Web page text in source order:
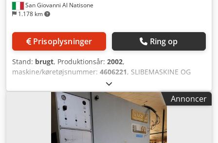
San Giovanni Al Natisone
1.178 km
Prisoplysninger Ring op
Stand: brugt, Produktionsår: 2002,
maskine/køretøjsnummer: 4606221, SLIBEMASKINE OG
KALIBRERINGSMASKINE VIET CHALLENGE MOD. 211/B RR -
CE-GODKENDT - BRUGT - Arbejdsbredde: 1100 mm - Første
gummivalse, diameter: 180 mm Crodpfx Ajwrn N Dehmof -
Anden gummivalse, diameter: 250 mm - Udstyret med
udsugning/depressoranlæg - Båndmål: 2620 x 1130 mm -
Motor: 18 kW - Serienummer: 4606221 - Årgang: 2002
Annoncer